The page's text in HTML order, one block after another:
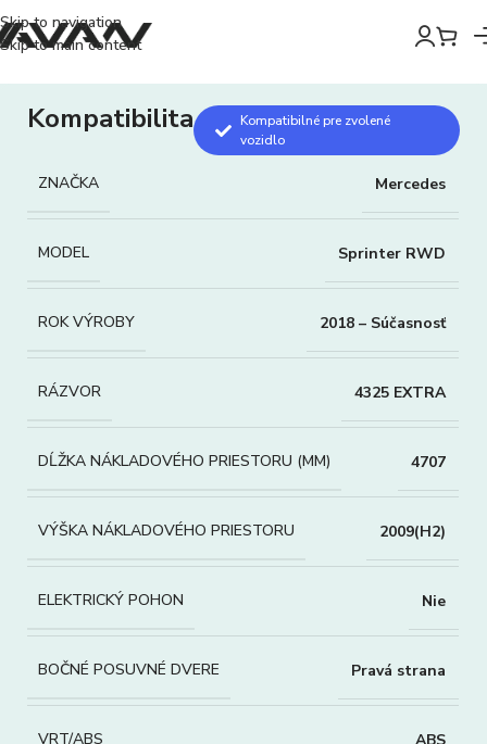
Skip to navigation
Skip to main content
Kompatibilita
Kompatibilné pre zvolené
vozidlo
ZNAČKA Mercedes
MODEL Sprinter RWD
ROK VÝROBY 2018 – Súčasnosť
RÁZVOR 4325 EXTRA
DĹŽKA NÁKLADOVÉHO PRIESTORU (MM) 4707
VÝŠKA NÁKLADOVÉHO PRIESTORU 2009(H2)
ELEKTRICKÝ POHON Nie
BOČNÉ POSUVNÉ DVERE Pravá strana
VRT/ABS ABS